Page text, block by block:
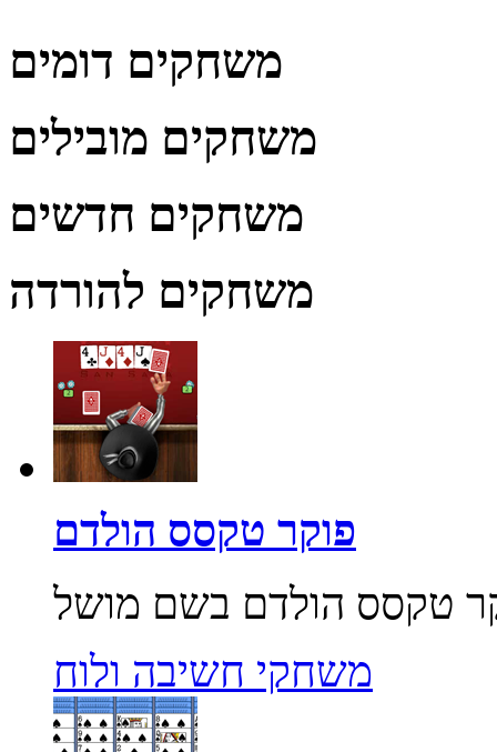
משחקים דומים
משחקים מובילים
משחקים חדשים
משחקים להורדה
פוקר טקסס הולדם
משחקי חשיבה ולוח